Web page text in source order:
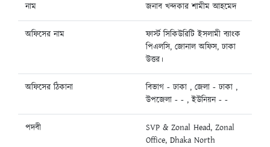
নাম জনাব খন্দকার শামীম আহমেদ
অফিসের নাম
ফার্স্ট সিকিউরিটি ইসলামী ব্যাংক
পিএলসি, জোনাল অফিস, ঢাকা
উত্তর।
অফিসের ঠিকানা
বিভাগ - ঢাকা , জেলা - ঢাকা ,
উপজেলা - - , ইউনিয়ন - -
পদবী
SVP & Zonal Head, Zonal
Office, Dhaka North